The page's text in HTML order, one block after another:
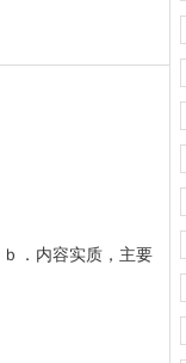
．内容实质，主要